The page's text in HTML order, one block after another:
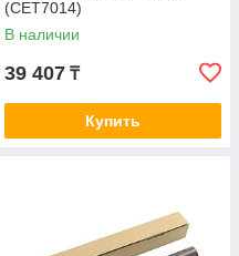
(CET7014)
В наличии
39 407 ₸
Купить